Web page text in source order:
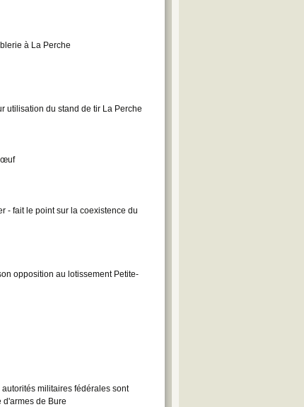
à La Perche
utilisation du stand de tir La Perche
- fait le point sur la coexistence du
opposition au lotissement Petite-
militaires fédérales sont
d'armes de Bure